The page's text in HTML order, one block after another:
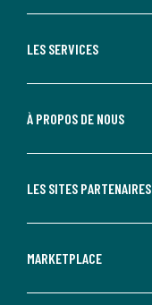
LES SERVICES
À PROPOS DE NOUS
LES SITES PARTENAIRES
MARKETPLACE